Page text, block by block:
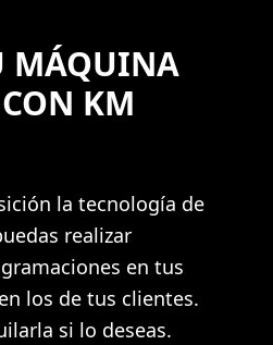
MÁQUINA
KM
la tecnología de
realizar
en tus
los de tus clientes.
si lo deseas.